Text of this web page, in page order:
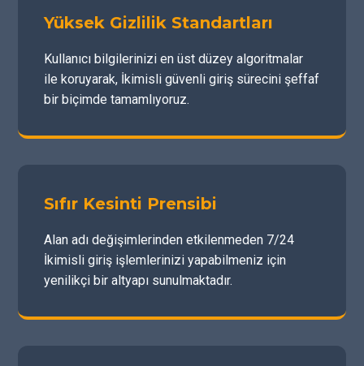
Yüksek Gizlilik Standartları
Kullanıcı bilgilerinizi en üst düzey algoritmalar
ile koruyarak, İkimisli güvenli giriş sürecini şeffaf
bir biçimde tamamlıyoruz.
Sıfır Kesinti Prensibi
Alan adı değişimlerinden etkilenmeden 7/24
İkimisli giriş işlemlerinizi yapabilmeniz için
yenilikçi bir altyapı sunulmaktadır.